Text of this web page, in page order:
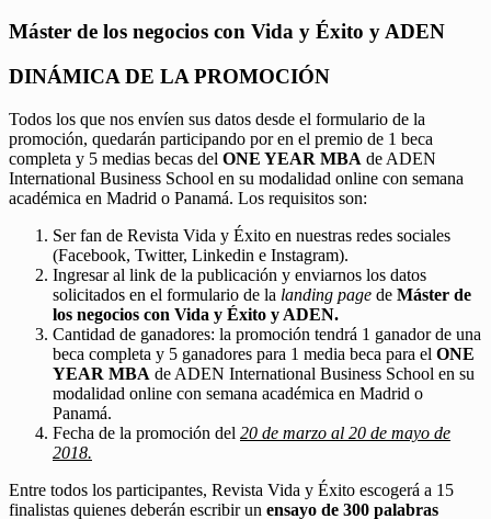
Máster de los negocios con Vida y Éxito y ADEN
DINÁMICA DE LA PROMOCIÓN
Todos los que nos envíen sus datos desde el formulario de la
promoción, quedarán participando por en el premio de 1 beca
completa y 5 medias becas del ONE YEAR MBA de ADEN
International Business School en su modalidad online con semana
académica en Madrid o Panamá. Los requisitos son:
Ser fan de Revista Vida y Éxito en nuestras redes sociales
(Facebook, Twitter, Linkedin e Instagram).
Ingresar al link de la publicación y enviarnos los datos
solicitados en el formulario de la landing page de Máster de
los negocios con Vida y Éxito y ADEN.
Cantidad de ganadores: la promoción tendrá 1 ganador de una
beca completa y 5 ganadores para 1 media beca para el ONE
YEAR MBA de ADEN International Business School en su
modalidad online con semana académica en Madrid o
Panamá.
Fecha de la promoción del 20 de marzo al 20 de mayo de
2018.
Entre todos los participantes, Revista Vida y Éxito escogerá a 15
finalistas quienes deberán escribir un ensayo de 300 palabras